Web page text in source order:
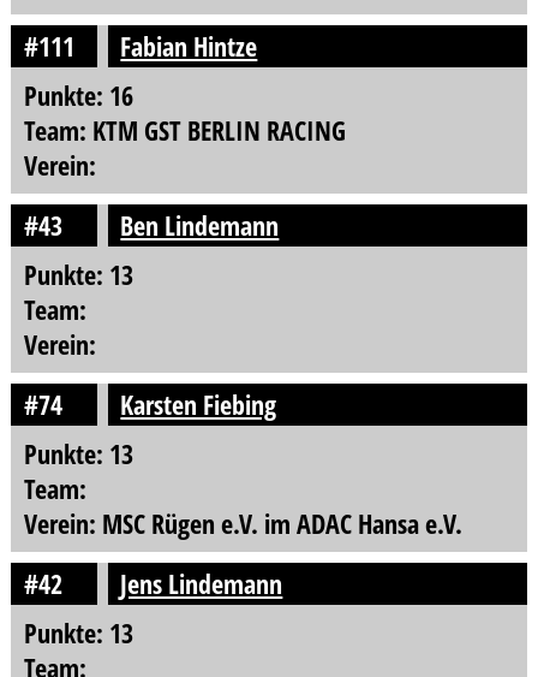
#111
Fabian Hintze
Punkte: 16
Team: KTM GST BERLIN RACING
Verein:
#43
Ben Lindemann
Punkte: 13
Team:
Verein:
#74
Karsten Fiebing
Punkte: 13
Team:
Verein: MSC Rügen e.V. im ADAC Hansa e.V.
#42
Jens Lindemann
Punkte: 13
Team: